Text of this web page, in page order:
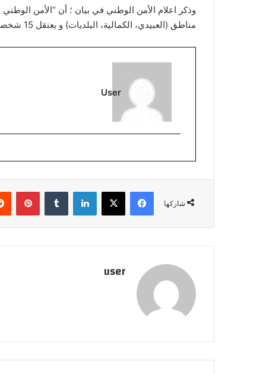
وذكر اعلام الأمن الوطني في بيان ؛ أن “الأمن
مناطق (العبيدي، الكمالية، البلديات) و يعتقل 15 شخصا”.
User
شاركها
فيسبوك ‫X لينكدإن
user